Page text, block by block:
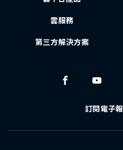
雲服務
第三方解決方案
訂閱電子報